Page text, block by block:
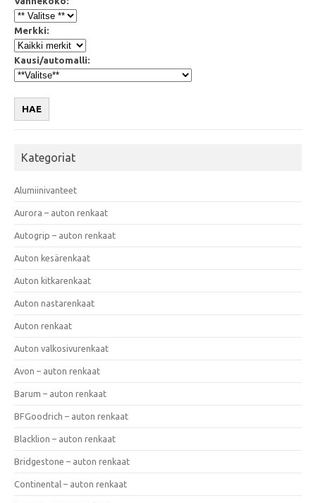
Merkki:
Kausi/automalli:
HAE
Kategoriat
Alumiinivanteet
Aurora – auton renkaat
Autogrip – auton renkaat
Auton kesärenkaat
Auton kitkarenkaat
Auton nastarenkaat
Auton renkaat
Auton valkosivurenkaat
Avon – auton renkaat
Barum – auton renkaat
BFGoodrich – auton renkaat
Blacklion – auton renkaat
Bridgestone – auton renkaat
Continental – auton renkaat